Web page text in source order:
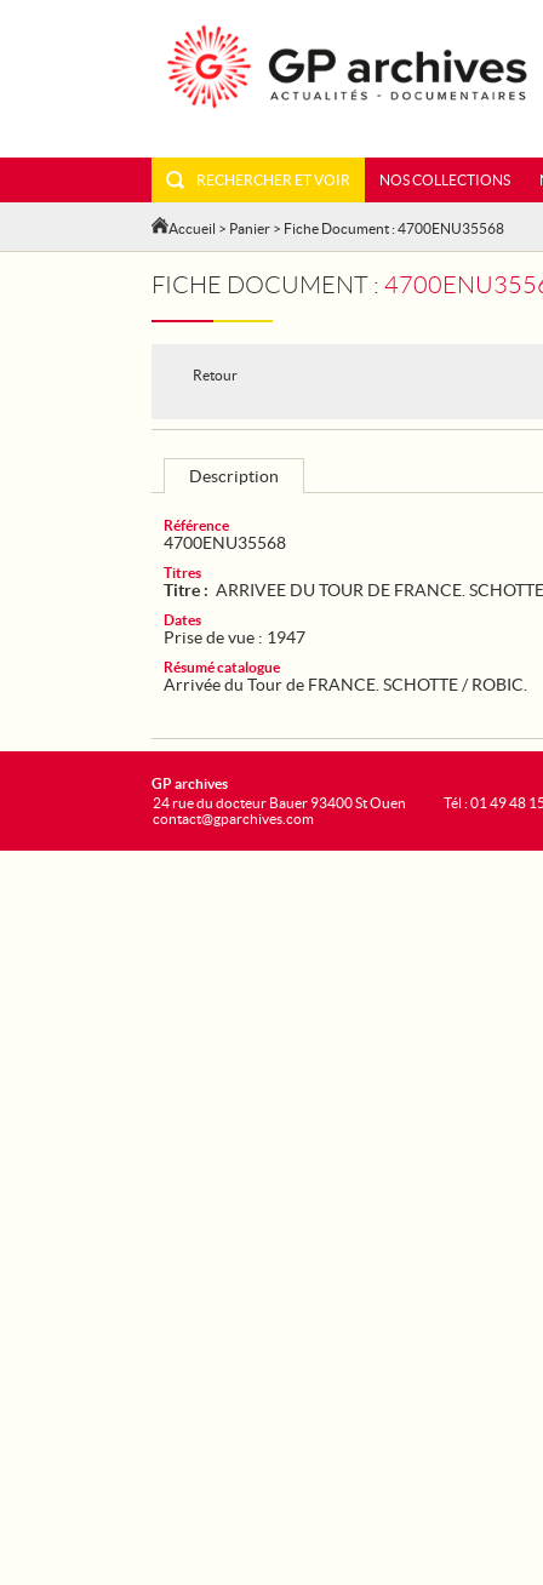
RECHERCHER ET VOIR NOS COLLECTIONS
Accueil > Panier > Fiche Document : 4700ENU35568
FICHE DOCUMENT :
Retour
Description
Référence
4700ENU35568
Titres
Titre : ARRIVEE DU TOUR DE FRANCE.
Dates
Prise de vue : 1947
Résumé catalogue
Arrivée du Tour de FRANCE. SCHOTTE / ROBIC.
GP archives
24 rue du docteur Bauer 93400 St Ouen
contact@gparchives.com
Tél : 01 49 48